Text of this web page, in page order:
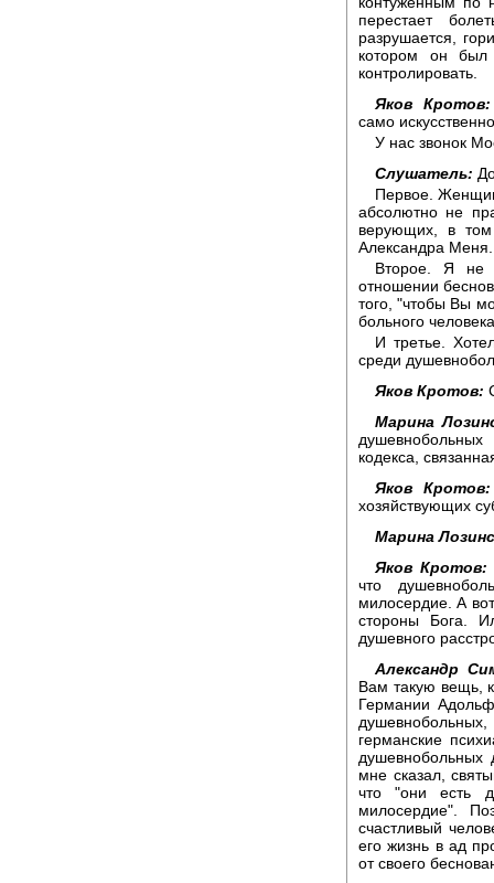
перестает
разрушается,
котором он
контролировать.
Яков Кротов:
само
У нас звонок
Слушатель:
Первое.
абсолютно не
верующих, в
Александра Меня.
Второе. Я не
отношении
того, "чтобы Вы
больного
И третье.
среди
Яков Кротов:
Марина
душевнобольных
кодекса,
Яков Кротов:
хозяйствующих
Марина
Яков Кротов:
что
милосердие. А
стороны Бога.
душевного
Александр
Вам такую вещь,
Германии
германские
душевнобольных
мне сказал,
что "они есть
милосердие".
счастливый
его жизнь в ад
от своего